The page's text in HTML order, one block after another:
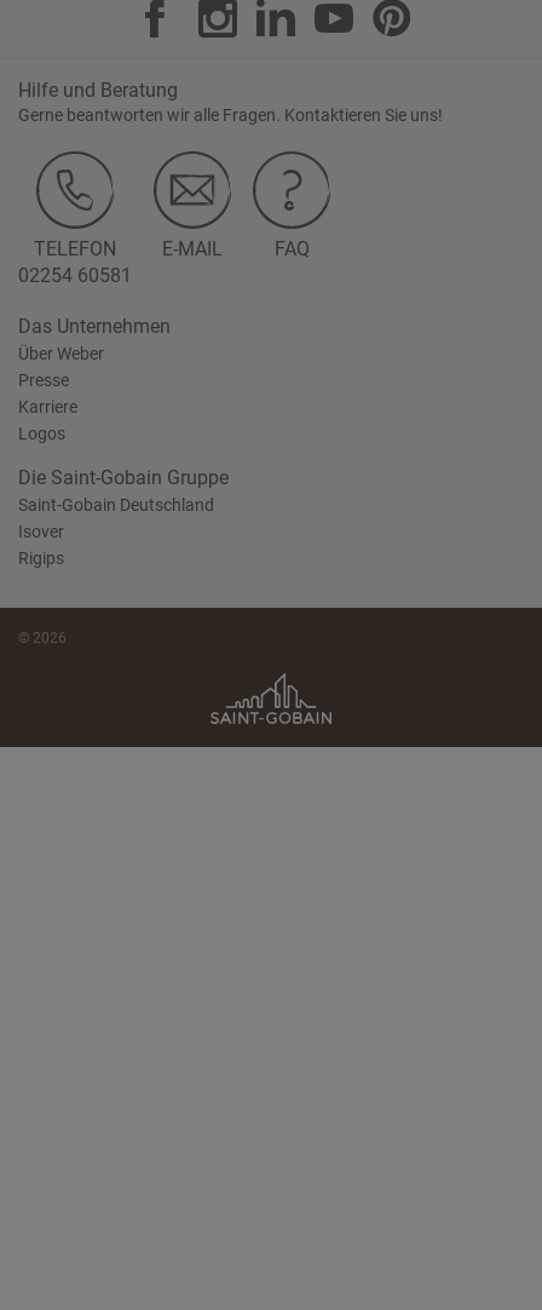
Hilfe und Beratung
Gerne beantworten wir alle Fragen. Kontaktieren Sie uns!
TELEFON
02254 60581
E-MAIL FAQ
Das Unternehmen
Über Weber
Presse
Karriere
Logos
Die Saint-Gobain Gruppe
Saint-Gobain Deutschland
Isover
Rigips
© 2026